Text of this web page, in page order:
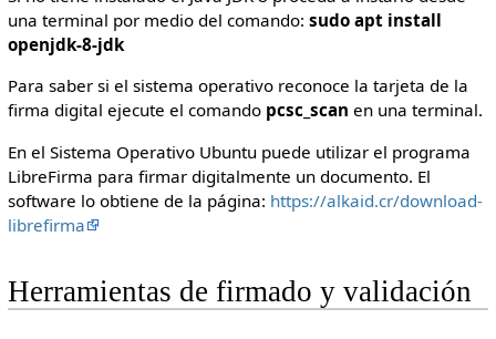
una terminal por medio del comando: sudo apt install
openjdk-8-jdk
Para saber si el sistema operativo reconoce la tarjeta de la
firma digital ejecute el comando pcsc_scan en una terminal.
En el Sistema Operativo Ubuntu puede utilizar el programa
LibreFirma para firmar digitalmente un documento. El
software lo obtiene de la página: https://alkaid.cr/download-
librefirma
Herramientas de firmado y validación